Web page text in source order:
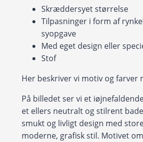
Skræddersyet størrelse
Tilpasninger i form af
syopgave
Med eget design eller
Stof
Her beskriver vi motiv og farver
På billedet ser vi et
et ellers neutralt og stilrent
smukt og livligt design med
moderne, grafisk stil. Motivet